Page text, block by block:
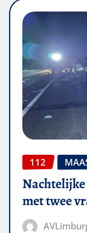
112
met twee